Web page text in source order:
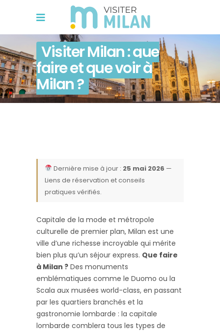
Visiter Milan : que
faire et que voir à
Milan ?
Dernière mise à jour : 25 mai 2026 —
Liens de réservation et conseils
pratiques vérifiés.
Capitale de la mode et métropole
culturelle de premier plan, Milan est une
ville d’une richesse incroyable qui mérite
bien plus qu’un séjour express. Que faire
à Milan ? Des monuments
emblématiques comme le Duomo ou la
Scala aux musées world-class, en passant
par les quartiers branchés et la
gastronomie lombarde : la capitale
lombarde comblera tous les types de